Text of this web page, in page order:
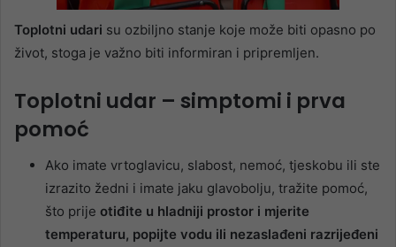
Toplotni udari su ozbiljno stanje koje može biti opasno po
život, stoga je važno biti informiran i pripremljen.
Toplotni udar – simptomi i prva
pomoć
Ako imate vrtoglavicu, slabost, nemoć, tjeskobu ili ste
izrazito žedni i imate jaku glavobolju, tražite pomoć,
što prije otiđite u hladniji prostor i mjerite
temperaturu, popijte vodu ili nezaslađeni razrijeđeni